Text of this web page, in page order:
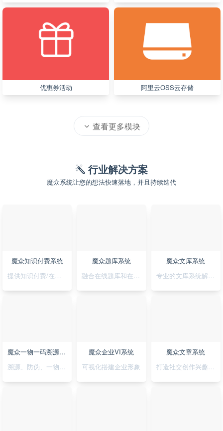
优惠券活动 阿里云OSS云存储
查看更多模块
行业解决方案
魔众系统让您的想法快速落地，并且持续迭代
魔众知识付费系统
魔众题库系统
魔众文库系统
魔众一物一码溯源防伪系统
魔众企业VI系统
可视化搭建企业形象
魔众文章系统